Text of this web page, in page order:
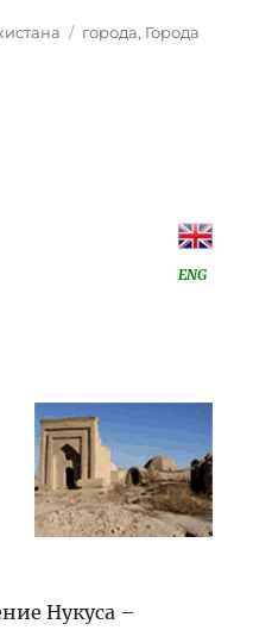
Tags
города, Города
ENG
Нукуса –